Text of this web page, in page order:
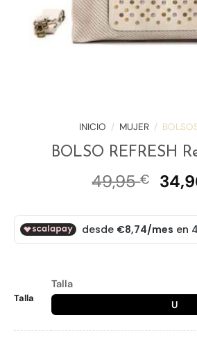
INICIO / MUJER /
BOLSO REFRESH
49,95€ El
era:
Talla
Talla
U